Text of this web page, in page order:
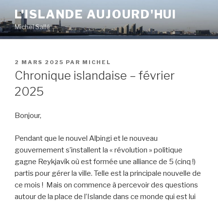
au
contenu
principal
L'ISLANDE AUJOURD'HUI
Michel Sallé
PUBLIÉ
LE
2 MARS 2025 PAR MICHEL
Chronique islandaise – février
2025
Bonjour,
Pendant que le nouvel Alþingi et le nouveau
gouvernement s’installent la « révolution » politique
gagne Reykjavík où est formée une alliance de 5 (cinq !)
partis pour gérer la ville. Telle est la principale nouvelle de
ce mois ! Mais on commence à percevoir des questions
autour de la place de l’Islande dans ce monde qui est lui